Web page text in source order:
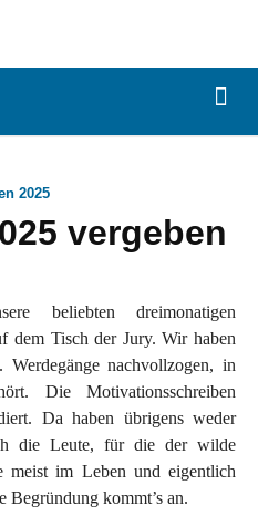
2025
vergeben
beliebten dreimonatigen
dem Tisch der Jury. Wir haben
nachvollzogen, in
Die Motivationsschreiben
Da haben übrigens weder
die Leute, für die der wilde
meist im Leben und eigentlich
kommt’s an.